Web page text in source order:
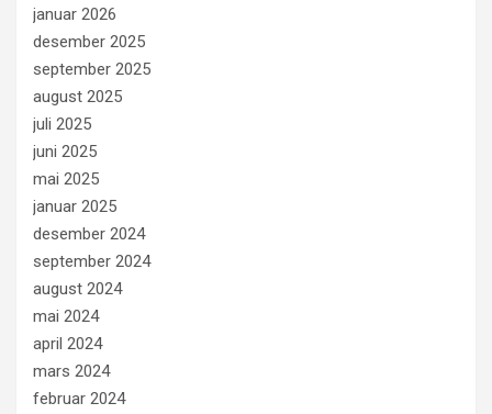
januar 2026
desember 2025
september 2025
august 2025
juli 2025
juni 2025
mai 2025
januar 2025
desember 2024
september 2024
august 2024
mai 2024
april 2024
mars 2024
februar 2024